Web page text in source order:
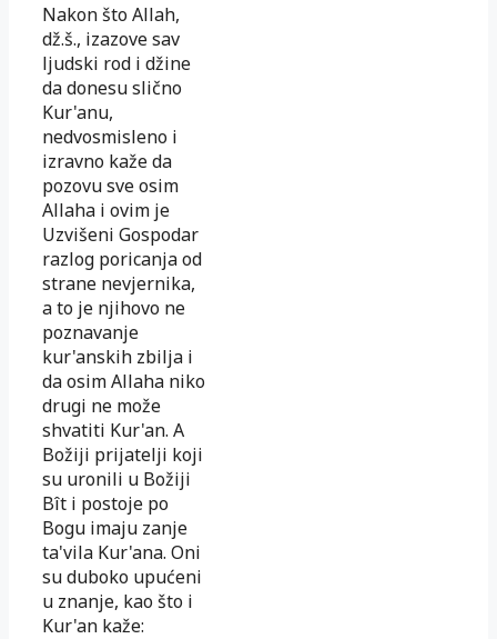
Nakon što Allah,
dž.š., izazove sav
ljudski rod i džine
da donesu slično
Kur'anu,
nedvosmisleno i
izravno kaže da
pozovu sve osim
Allaha i ovim je
Uzvišeni Gospodar
razlog poricanja od
strane nevjernika,
a to je njihovo ne
poznavanje
kur'anskih zbilja i
da osim Allaha niko
drugi ne može
shvatiti Kur'an. A
Božiji prijatelji koji
su uronili u Božiji
Bît i postoje po
Bogu imaju zanje
ta'vila Kur'ana. Oni
su duboko upućeni
u znanje, kao što i
Kur'an kaže: